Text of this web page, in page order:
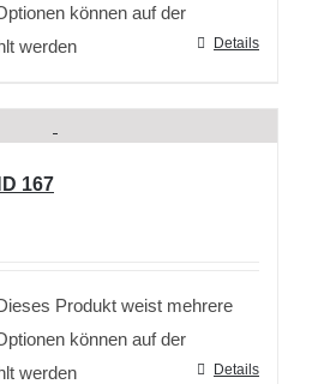
können auf der
werden
Details
167
Produkt weist mehrere
können auf der
werden
Details